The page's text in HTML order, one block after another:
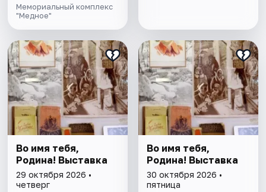
Мемориальный комплекс
"Медное"
Во имя тебя,
Родина! Выставка
29 октября 2026 •
четверг
Во имя тебя,
Родина! Выставка
30 октября 2026 •
пятница